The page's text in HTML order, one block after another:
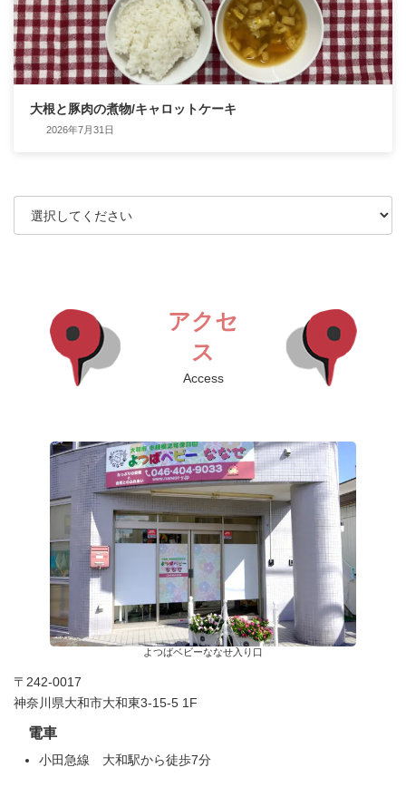
大根と豚肉の煮物/キャロットケーキ
2026年7月31日
アクセ
ス
Access
よつばベビーななせ入り口
〒242-0017
神奈川県大和市大和東3-15-5 1F
電車
小田急線 大和駅から徒歩7分